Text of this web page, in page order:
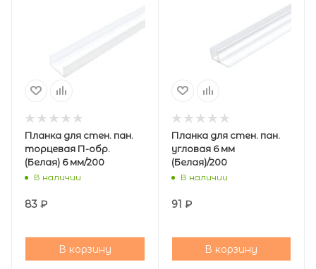
Планка для стен. пан.
торцевая П-обр.
(Белая) 6 мм/200
В наличии
83 ₽
В корзину
Планка для стен. пан.
угловая 6 мм
(Белая)/200
В наличии
91 ₽
В корзину